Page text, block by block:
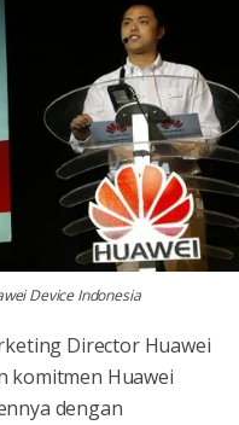
Device Indonesia
Director Huawei
komitmen Huawei
dengan